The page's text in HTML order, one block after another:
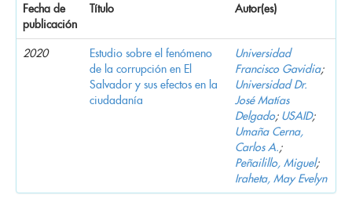
Fecha de
publicación
Título Autor(es)
2020
Estudio sobre el fenómeno
de la corrupción en El
Salvador y sus efectos en la
ciudadanía
Universidad
Francisco Gavidia;
Universidad Dr.
José Matías
Delgado; USAID;
Umaña Cerna,
Carlos A.;
Peñailillo, Miguel;
Iraheta, May Evelyn